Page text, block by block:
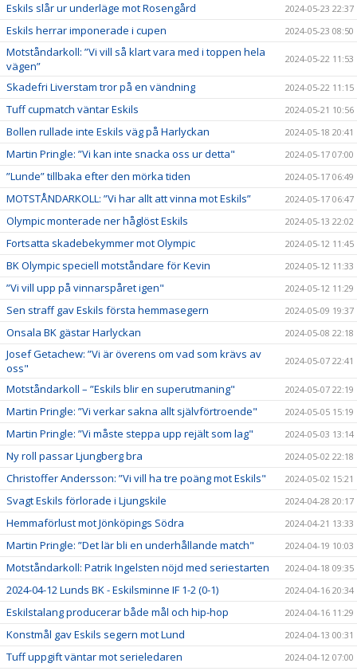
Eskils slår ur underläge mot Rosengård 2024-05-23 22:37
Eskils herrar imponerade i cupen 2024-05-23 08:50
Motståndarkoll: ”Vi vill så klart vara med i toppen hela
vägen”
2024-05-22 11:53
Skadefri Liverstam tror på en vändning 2024-05-22 11:15
Tuff cupmatch väntar Eskils 2024-05-21 10:56
Bollen rullade inte Eskils väg på Harlyckan 2024-05-18 20:41
Martin Pringle: ”Vi kan inte snacka oss ur detta" 2024-05-17 07:00
”Lunde” tillbaka efter den mörka tiden 2024-05-17 06:49
MOTSTÅNDARKOLL: ”Vi har allt att vinna mot Eskils” 2024-05-17 06:47
Olympic monterade ner håglöst Eskils 2024-05-13 22:02
Fortsatta skadebekymmer mot Olympic 2024-05-12 11:45
BK Olympic speciell motståndare för Kevin 2024-05-12 11:33
”Vi vill upp på vinnarspåret igen" 2024-05-12 11:29
Sen straff gav Eskils första hemmasegern 2024-05-09 19:37
Onsala BK gästar Harlyckan 2024-05-08 22:18
Josef Getachew: ”Vi är överens om vad som krävs av
oss"
2024-05-07 22:41
Motståndarkoll – ”Eskils blir en superutmaning" 2024-05-07 22:19
Martin Pringle: ”Vi verkar sakna allt självförtroende" 2024-05-05 15:19
Martin Pringle: ”Vi måste steppa upp rejält som lag" 2024-05-03 13:14
Ny roll passar Ljungberg bra 2024-05-02 22:18
Christoffer Andersson: ”Vi vill ha tre poäng mot Eskils" 2024-05-02 15:21
Svagt Eskils förlorade i Ljungskile 2024-04-28 20:17
Hemmaförlust mot Jönköpings Södra 2024-04-21 13:33
Martin Pringle: ”Det lär bli en underhållande match" 2024-04-19 10:03
Motståndarkoll: Patrik Ingelsten nöjd med seriestarten 2024-04-18 09:35
2024-04-12 Lunds BK - Eskilsminne IF 1-2 (0-1) 2024-04-16 20:34
Eskilstalang producerar både mål och hip-hop 2024-04-16 11:29
Konstmål gav Eskils segern mot Lund 2024-04-13 00:31
Tuff uppgift väntar mot serieledaren 2024-04-12 07:00